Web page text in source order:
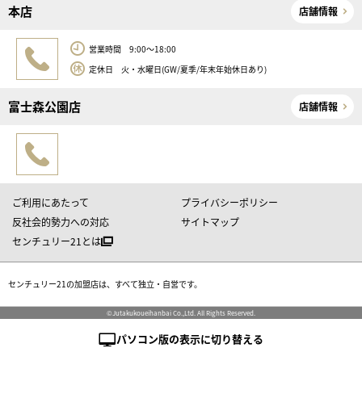
本店 店舗情報
営業時間 9:00～18:00
定休日 火・水曜日(GW/夏季/年末年始休日あり)
富士森公園店 店舗情報
ご利用にあたって
プライバシーポリシー
反社会的勢力への対応
サイトマップ
センチュリー21とは
センチュリー21の加盟店は、すべて独立・自営です。
©Jutakukoueihanbai Co.,Ltd. All Rights Reserved.
パソコン版の表示に切り替える